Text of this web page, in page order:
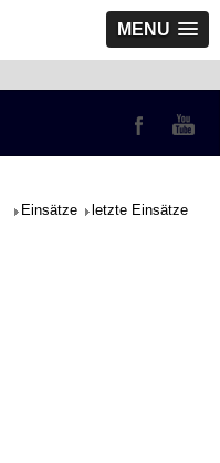
MENU
Einsätze letzte Einsätze